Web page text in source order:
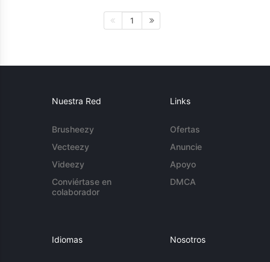
1
Nuestra Red
Brusheezy
Vecteezy
Videezy
Conviértase en
colaborador
Links
Ofertas
Anuncie
Apoyo
DMCA
Idiomas Nosotros